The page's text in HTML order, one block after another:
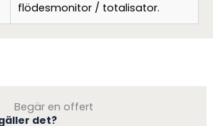
flödesmonitor / totalisator.
Begär en offert
det?